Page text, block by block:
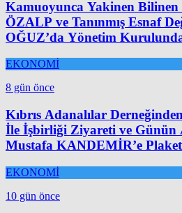
Kamuoyunca Yakinen Bilinen
ÖZALP ve Tanınmış Esnaf
OĞUZ’da Yönetim
EKONOMİ
8 gün önce
Kıbrıs Adanalılar
İle İşbirliği Ziyareti ve Günün
Mustafa KANDEMİR’e
EKONOMİ
10 gün önce